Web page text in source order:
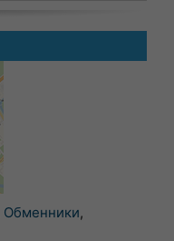
Обменники,